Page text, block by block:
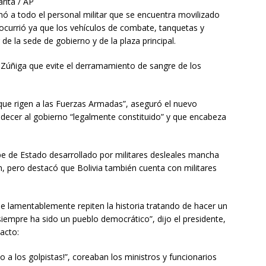
a todo el personal militar que se encuentra movilizado
ya que los vehículos de combate, tanquetas y
la sede de gobierno y de la plaza principal.
que evite el derramamiento de sangre de los
rigen a las Fuerzas Armadas”, aseguró el nuevo
al gobierno “legalmente constituido” y que encabeza
de Estado desarrollado por militares desleales mancha
pero destacó que Bolivia también cuenta con militares
lamentablemente repiten la historia tratando de hacer un
ha sido un pueblo democrático”, dijo el presidente,
a los golpistas!”, coreaban los ministros y funcionarios